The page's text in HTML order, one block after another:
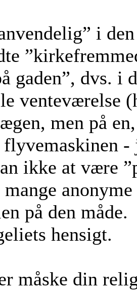
i
gaden”, dvs. i
venteværelse
men på
flyvemaskinen
ikke at være
mange
på den
hensigt.
måske din